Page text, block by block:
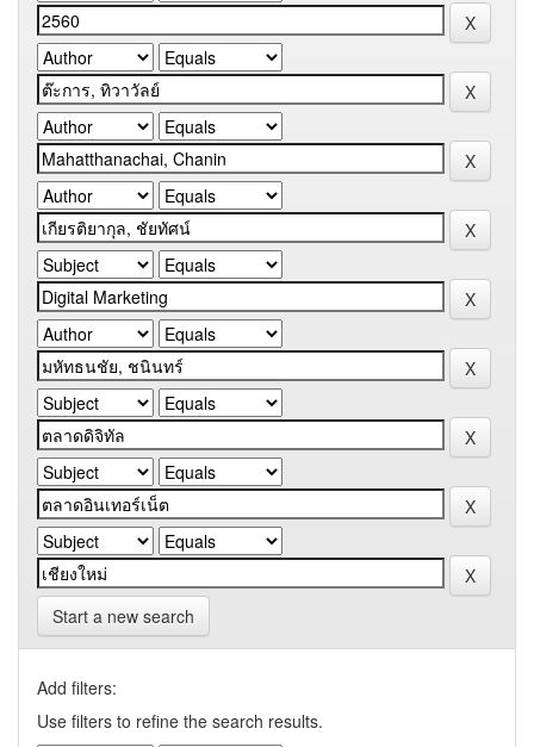
Start a new search
Add filters:
Use filters to refine the search results.